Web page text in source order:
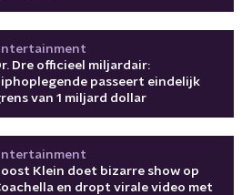
Dre officieel miljardair:
passeert eindelijk
van 1 miljard dollar
Klein doet bizarre show op
en dropt virale video met